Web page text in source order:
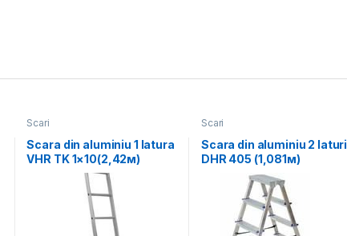
Scari
Scara din aluminiu 1 latura
VHR TK 1×10(2,42м)
Scari
Scara din aluminiu 2 laturi
DHR 405 (1,081м)